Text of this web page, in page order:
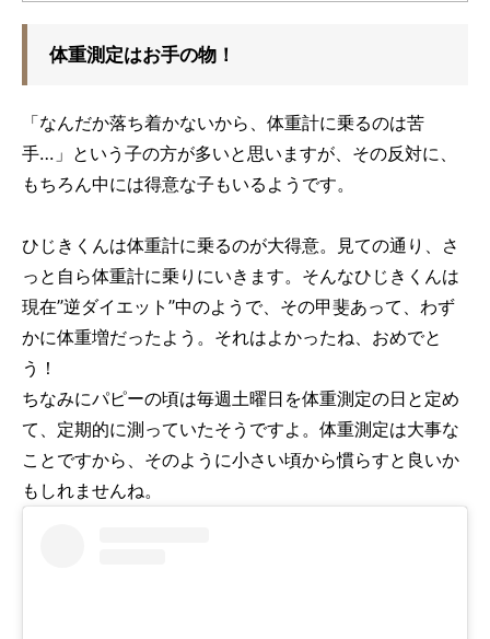
体重測定はお手の物！
「なんだか落ち着かないから、体重計に乗るのは苦
手…」という子の方が多いと思いますが、その反対に、
もちろん中には得意な子もいるようです。
ひじきくんは体重計に乗るのが大得意。見ての通り、さ
っと自ら体重計に乗りにいきます。そんなひじきくんは
現在”逆ダイエット”中のようで、その甲斐あって、わず
かに体重増だったよう。それはよかったね、おめでと
う！
ちなみにパピーの頃は毎週土曜日を体重測定の日と定め
て、定期的に測っていたそうですよ。体重測定は大事な
ことですから、そのように小さい頃から慣らすと良いか
もしれませんね。